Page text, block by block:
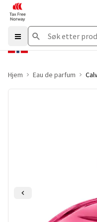
Hjem Eau de parfum